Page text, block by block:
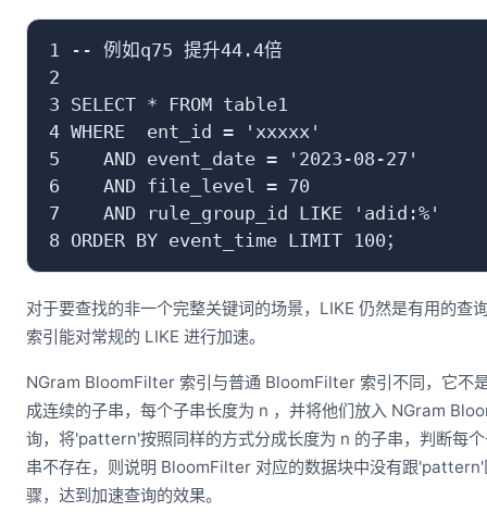
1 -- 例如q75 提升44.4倍
2
3 SELECT * FROM table1
4 WHERE  ent_id = 'xxxxx'
5    AND event_date = '2023-08-27'
6    AND file_level = 70
7    AND rule_group_id LIKE
对于要查找的非一个完整关键词的场景，LIKE 仍然是有用的
索引能对常规的 LIKE 进行加速。
NGram BloomFilter 索引与普通 BloomFilter 索引不同，它不
成连续的子串，每个子串长度为 n ，并将他们放入 NGram
询，将'pattern'按照同样的方式分成长度为 n 的子串，判断每
串不存在，则说明 BloomFilter 对应的数据块中没有跟
骤，达到加速查询的效果。